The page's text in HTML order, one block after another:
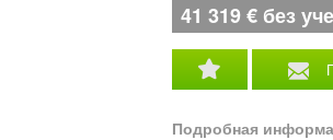
41 319€ без
Подробная